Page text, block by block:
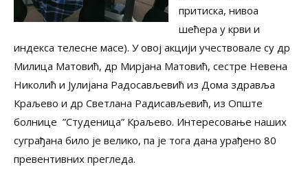
притиска, нивоа
шећера у крви и
индекса телесне масе). У овој акцији учествовале су др
Милица Матовић, др Мирјана Матовић, сестре Невена
Николић и Јулијана Радосављевић из Дома здравља
Краљево и др Светлана Радисављевић, из Опште
болнице ”Студеница” Краљево. Интересовање наших
суграђана било је велико, па је тога дана урађено 80
превентивних прегледа.